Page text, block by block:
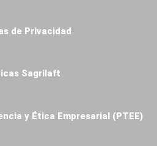
de Privacidad
Sagrilaft
y Ética Empresarial (PTEE)